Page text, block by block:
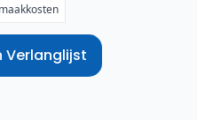
Verlanglijst